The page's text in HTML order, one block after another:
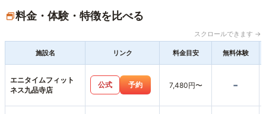
料金・体験・特徴を比べる
スクロールできます →
施設名 リンク 料金目安 無料体験
エニタイムフィット
ネス九品寺店
公式 予約 7,480円〜 -